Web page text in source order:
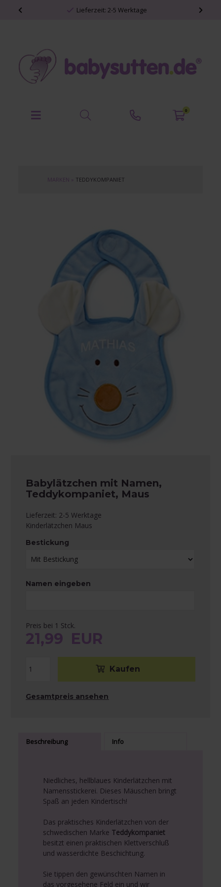
Lieferzeit: 2-5 Werktage
0
MARKEN TEDDYKOMPANIET
Babylätzchen mit Namen,
Teddykompaniet, Maus
Lieferzeit: 2-5 Werktage
Kinderlätzchen Maus
Bestickung
Namen eingeben
Preis bei 1 Stck.
21,99 EUR
Gesamtpreis ansehen
Beschreibung Info
Niedliches, hellblaues Kinderlätzchen mit
Namensstickerei. Dieses Mäuschen bringt
Spaß an jeden Kindertisch!
Das praktisches Kinderlätzchen von der
schwedischen Marke Teddykompaniet
besitzt einen praktischen Klettverschluß
und wasserdichte Beschichtung.
Sie tippen den gewünschten Namen in
das vorgesehene Feld ein und wir